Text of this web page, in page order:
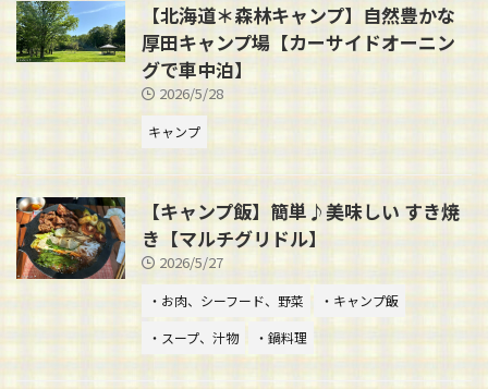
【北海道＊森林キャンプ】自然豊かな
厚田キャンプ場【カーサイドオーニン
グで車中泊】
2026/5/28
キャンプ
【キャンプ飯】簡単♪美味しい すき焼
き【マルチグリドル】
2026/5/27
・お肉、シーフード、野菜
・キャンプ飯
・スープ、汁物
・鍋料理